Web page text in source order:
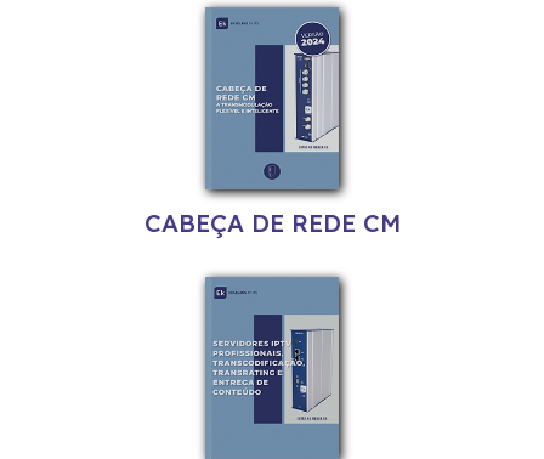
CABEÇA DE REDE CM